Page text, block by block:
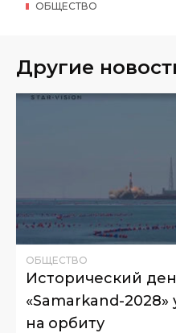
ОБЩЕСТВО
Другие
ОБЩЕСТВО
Исторический
«Samarkand-
на орбиту